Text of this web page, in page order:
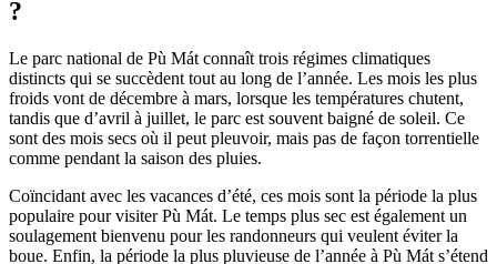
?
Le parc national de Pù Mát connaît trois régimes climatiques
distincts qui se succèdent tout au long de l’année. Les mois les plus
froids vont de décembre à mars, lorsque les températures chutent,
tandis que d’avril à juillet, le parc est souvent baigné de soleil. Ce
sont des mois secs où il peut pleuvoir, mais pas de façon torrentielle
comme pendant la saison des pluies.
Coïncidant avec les vacances d’été, ces mois sont la période la plus
populaire pour visiter Pù Mát. Le temps plus sec est également un
soulagement bienvenu pour les randonneurs qui veulent éviter la
boue. Enfin, la période la plus pluvieuse de l’année à Pù Mát s’étend